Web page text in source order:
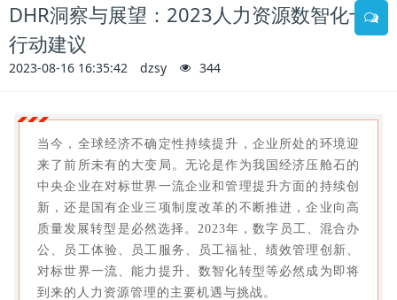
DHR洞察与展望：2023人力资源数智化十大
行动建议
2023-08-16 16:35:42 dzsy 344
当今，全球经济不确定性持续提升，企业所处的环境迎
来了前所未有的大变局。无论是作为我国经济压舱石的
中央企业在对标世界一流企业和管理提升方面的持续创
新，还是国有企业三项制度改革的不断推进，企业向高
质量发展转型是必然选择。2023年，数字员工、混合办
公、员工体验、员工服务、员工福祉、绩效管理创新、
对标世界一流、能力提升、数智化转型等必然成为即将
到来的人力资源管理的主要机遇与挑战。